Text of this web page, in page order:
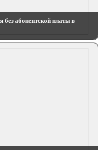
без абонентской платы в